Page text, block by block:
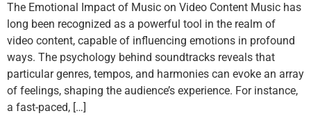
The Emotional Impact of Music on Video Content Music has
long been recognized as a powerful tool in the realm of
video content, capable of influencing emotions in profound
ways. The psychology behind soundtracks reveals that
particular genres, tempos, and harmonies can evoke an array
of feelings, shaping the audience’s experience. For instance,
a fast-paced, […]